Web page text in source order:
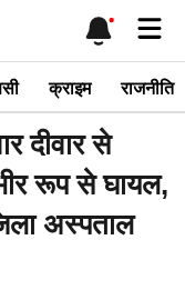
क्राइम राजनीति
दीवार से
रूप से घायल,
अस्पताल